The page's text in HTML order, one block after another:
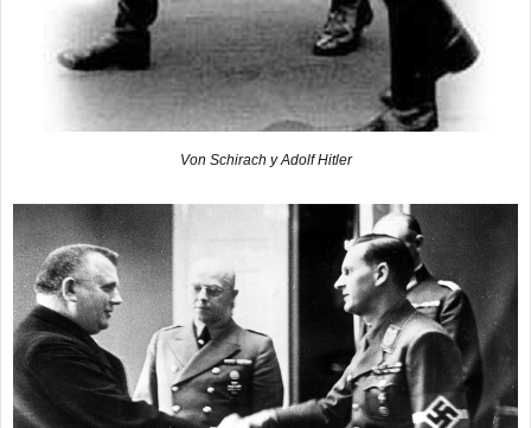
Von Schirach y Adolf Hitler